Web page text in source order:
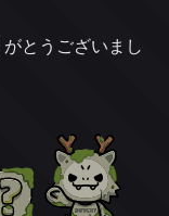
とうございまし